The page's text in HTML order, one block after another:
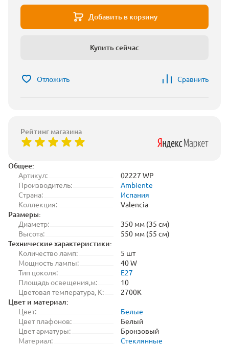
Общее:
Артикул:
02227 WP
Производитель:
Ambiente
Страна:
Испания
Коллекция:
Valencia
Размеры:
Диаметр:
350 мм (35 см)
Высота:
550 мм (55 см)
Технические характеристики:
Количество ламп:
5 шт
Мощность лампы:
40 W
Тип цоколя:
E27
Площадь освещения,м:
10
Цветовая температура, K:
2700K
Цвет и материал:
Цвет:
Белые
Цвет плафонов:
Белый
Цвет арматуры:
Бронзовый
Материал:
Стеклянные
Добавить в корзину
Купить сейчас
Отложить Сравнить
Рейтинг магазина